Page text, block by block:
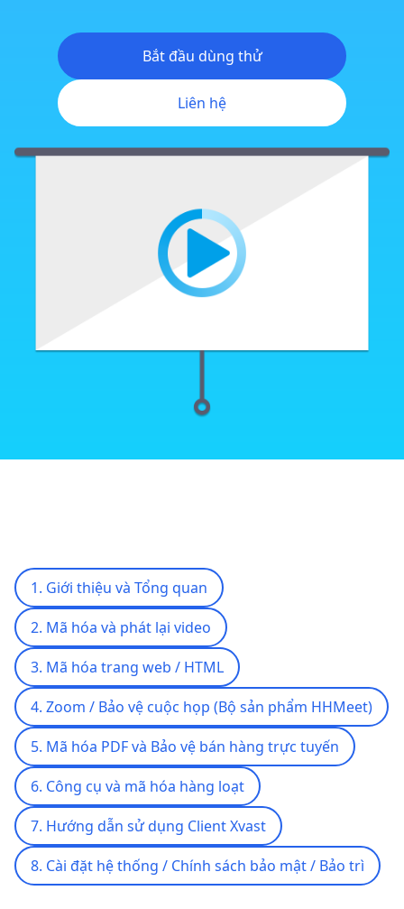
Bắt đầu dùng thử
Liên hệ
1. Giới thiệu và Tổng quan
2. Mã hóa và phát lại video
3. Mã hóa trang web / HTML
4. Zoom / Bảo vệ cuộc họp (Bộ sản phẩm HHMeet)
5. Mã hóa PDF và Bảo vệ bán hàng trực tuyến
6. Công cụ và mã hóa hàng loạt
7. Hướng dẫn sử dụng Client Xvast
8. Cài đặt hệ thống / Chính sách bảo mật / Bảo trì